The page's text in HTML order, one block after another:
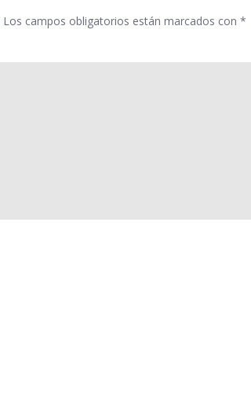
Los campos obligatorios están marcados con *